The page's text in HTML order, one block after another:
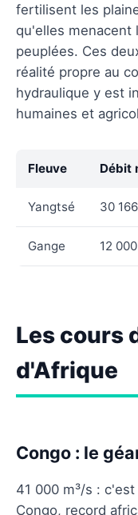
fertilisent les
qu'elles menacent
peuplées. Ces
réalité propre au
hydraulique y est
humaines et
Fleuve Débit
Yangtsé 30
Gange 12
Les cours
d'Afrique
Congo : le
41 000 m³/s :
Congo, record